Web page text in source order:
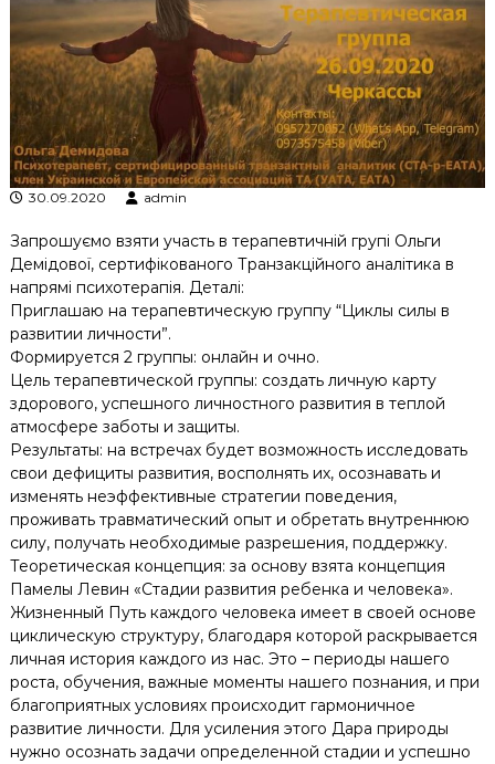
к
ц
г
о
а
н
л
у
30.09.2020 admin
Запрошуємо взяти участь в терапевтичній групі Ольги
Демідової, сертифікованого Транзакційного аналітика в
напрямі психотерапія. Деталі:
Приглашаю на терапевтическую группу “Циклы силы в
развитии личности”.
Формируется 2 группы: онлайн и очно.
Цель терапевтической группы: создать личную карту
здорового, успешного личностного развития в теплой
атмосфере заботы и защиты.
Результаты: на встречах будет возможность исследовать
свои дефициты развития, восполнять их, осознавать и
изменять неэффективные стратегии поведения,
проживать травматический опыт и обретать внутреннюю
силу, получать необходимые разрешения, поддержку.
Теоретическая концепция: за основу взята концепция
Памелы Левин «Стадии развития ребенка и человека».
Жизненный Путь каждого человека имеет в своей основе
циклическую структуру, благодаря которой раскрывается
личная история каждого из нас. Это – периоды нашего
роста, обучения, важные моменты нашего познания, и при
благоприятных условиях происходит гармоничное
развитие личности. Для усиления этого Дара природы
нужно осознать задачи определенной стадии и успешно